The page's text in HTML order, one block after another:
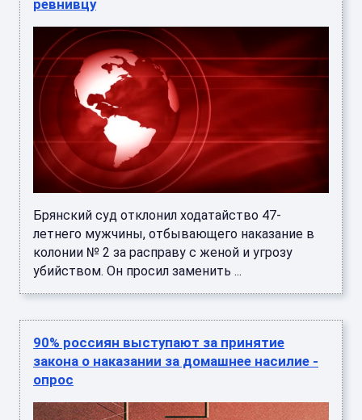
ревнивцу
Брянский суд отклонил ходатайство 47-
летнего мужчины, отбывающего наказание в
колонии № 2 за расправу с женой и угрозу
убийством. Он просил заменить ...
90% россиян выступают за принятие
закона о наказании за домашнее насилие -
опрос